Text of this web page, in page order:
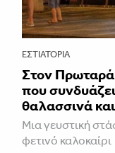
ΕΣΤΙΑΤΌΡΙΑ
Στον Πρωταρά
που
θαλασσινά
Μια γευστική
φετινό καλοκαίρι